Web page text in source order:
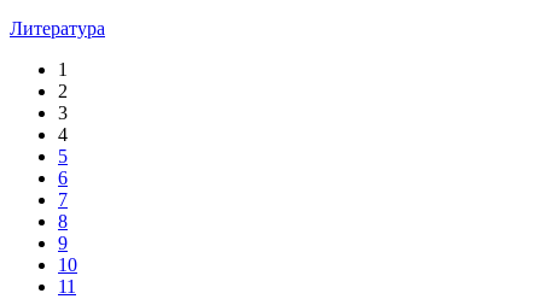
Литература
1
2
3
4
5
6
7
8
9
10
11